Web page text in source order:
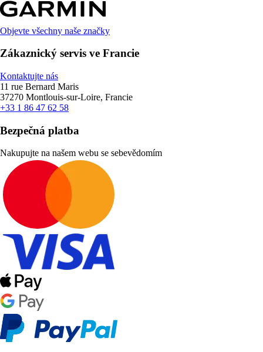
Objevte všechny naše značky
Zákaznický servis ve Francie
Kontaktujte nás
11 rue Bernard Maris
37270 Montlouis-sur-Loire, Francie
+33 1 86 47 62 58
Bezpečná platba
Nakupujte na našem webu se sebevědomím